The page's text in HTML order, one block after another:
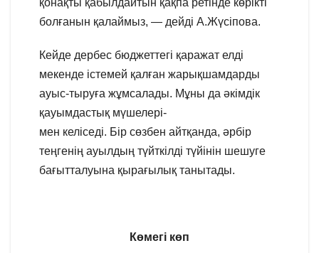
қонақты қабылдайтын қақпа ретінде көрікті
болғанын қалаймыз, — дейді А.Жүсіпова.
Кейде дербес бюджеттегі қаражат елді
мекенде істемей қалған жарықшамдарды
ауыс-тыруға жұмсалады. Мұны да әкімдік
қауымдастық мүшелері-
мен келіседі. Бір сөзбен айтқанда, әрбір
теңгенің ауылдың түйткілді түйінін шешуге
бағытталуына қырағылық танытады.
Көмегі көп